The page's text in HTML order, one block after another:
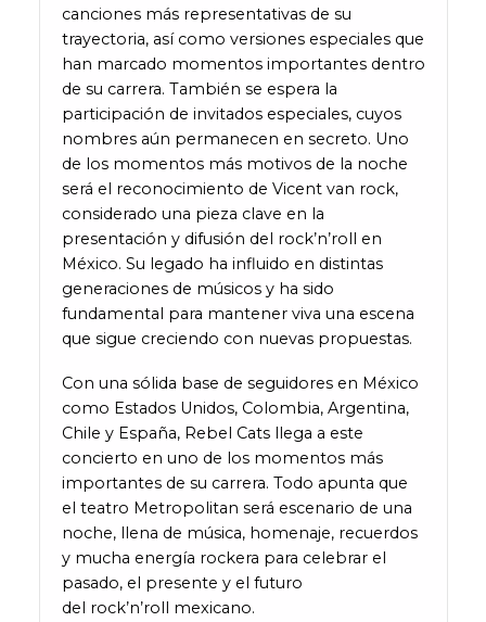
canciones más representativas de su
trayectoria, así como versiones especiales que
han marcado momentos importantes dentro
de su carrera. También se espera la
participación de invitados especiales, cuyos
nombres aún permanecen en secreto. Uno
de los momentos más motivos de la noche
será el reconocimiento de Vicent van rock,
considerado una pieza clave en la
presentación y difusión del rock’n’roll en
México. Su legado ha influido en distintas
generaciones de músicos y ha sido
fundamental para mantener viva una escena
que sigue creciendo con nuevas propuestas.
Con una sólida base de seguidores en México
como Estados Unidos, Colombia, Argentina,
Chile y España, Rebel Cats llega a este
concierto en uno de los momentos más
importantes de su carrera. Todo apunta que
el teatro Metropolitan será escenario de una
noche, llena de música, homenaje, recuerdos
y mucha energía rockera para celebrar el
pasado, el presente y el futuro
del rock’n’roll mexicano.